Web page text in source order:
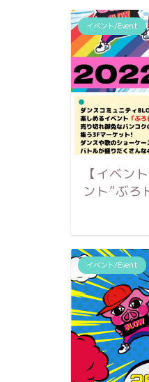
イベント/Event
【イベン
ント”ぶろ
イベント/Event